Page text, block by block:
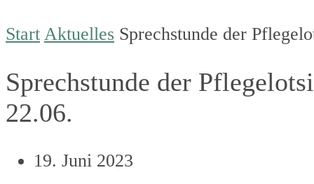
Start Aktuelles Sprechstunde der
Sprechstunde der
22.06.
19. Juni 2023